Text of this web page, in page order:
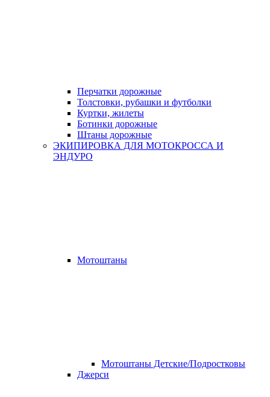
Перчатки дорожные
Толстовки, рубашки и футболки
Куртки, жилеты
Ботинки дорожные
Штаны дорожные
ЭКИПИРОВКА ДЛЯ МОТОКРОССА И
ЭНДУРО
Мотоштаны
Мотоштаны Детские/Подростковы
Джерси